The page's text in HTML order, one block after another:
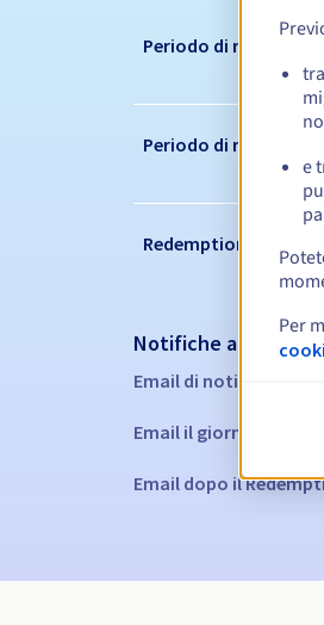
Periodo di
Periodo di rinnovo
Redemption period
Notifiche
Email di notifica:
Email il giorno della
Email dopo il
e
Per